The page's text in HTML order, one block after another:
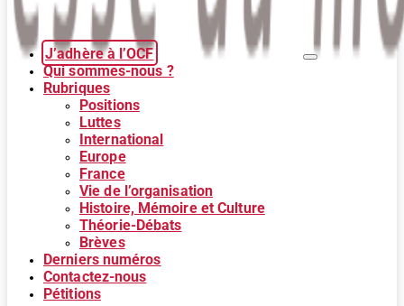
J’adhère à l’OCF
Qui sommes-nous ?
Rubriques
Positions
Luttes
International
Europe
France
Vie de l’organisation
Histoire, Mémoire et Culture
Théorie-Débats
Brèves
Derniers numéros
Contactez-nous
Pétitions